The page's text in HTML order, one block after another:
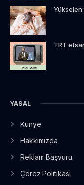
Yükselen
TRT
YASAL
Künye
Hakkımızda
Reklam Başvuru
Çerez Politikası